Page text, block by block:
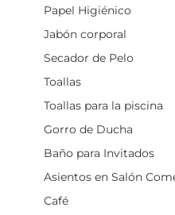
Papel Higiénico
Jabón corporal
Secador de Pelo
Toallas
Toallas para la piscina
Gorro de Ducha
Baño para Invitados
Asientos en Salón
Café